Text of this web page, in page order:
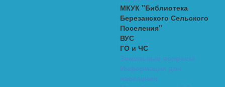
МКУК "Библиотека
Березанского Сельского
Поселения"
ВУС
ГО и ЧС
Земельные вопросы
Информация для
населения